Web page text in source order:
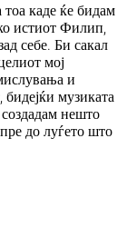
каде ќе бидам
истиот Филип,
себе. Би сакал
мој
и
музиката
нешто
до луѓето што